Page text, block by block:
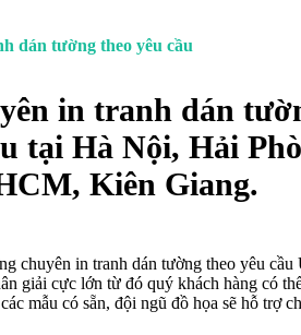
dán tường theo yêu cầu
in tranh dán
tại Hà Nội, Hải
Kiên Giang.
chuyên in tranh dán tường theo yêu
giải cực lớn từ đó quý khách hàng có
mẫu có sẵn, đội ngũ đồ họa sẽ hỗ trợ